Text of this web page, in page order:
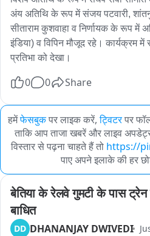
अंय अतिथि के रूप में संजय पटवारी,
सीताराम कुशवाहा व निर्णायक के रूप में
इंडिया) व विपिन मौजूद रहे। कार्यक्रम
प्रतिभा को देखा।
0 0 Share
हमेंफेसबुकपर लाइक करें, ट्विटरपर
ताकि आप ताजा खबरें और लाइव
विस्तार से पढ़ना चाहते हैं तो https://
पाए अपने इलाके की हर
बेतिया के रेलवे गुमटी के पास
बाधित
DD DHANANJAY DWIVEDI